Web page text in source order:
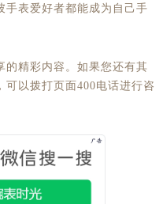
手表爱好者都能成为自己手
的精彩内容。如果您还有其
以拨打页面400电话进行咨